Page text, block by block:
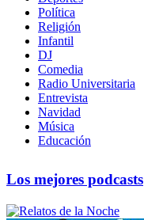
Política
Religión
Infantil
DJ
Comedia
Radio Universitaria
Entrevista
Navidad
Música
Educación
Los mejores podcasts